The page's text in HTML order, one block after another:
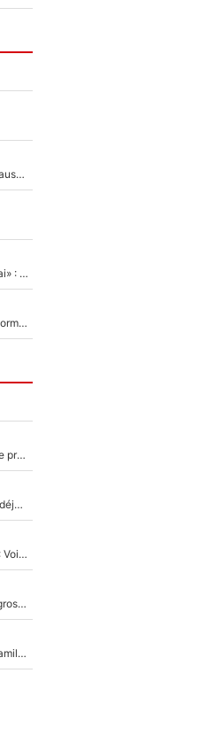
«Détester à vie», Stéphane Guy dans une embrouille à cause du PSG !
Mercato - OM - «Dès que je prends un club, je t’appellerai» : La promesse de Marcelino au moment de claquer la porte
Victime de racisme contre Murray, Kyrgios pousse un énorme coup de gueule !
«Très, très agréablement surpris» : Bruno Genesio fait une promesse pour la suite du mercato de l’OM et rassure les supporters
PSG : Deux gros transferts bouclés en 2027 ? L'IA prédit déjà les deux joueurs qui pourraient rejoindre Luis Enrique !
«C'est un beau salaire par rapport à 90 % des Français» : Voilà combien touchait Nelson Monfort sur France Télévisions avant de rejoindre CNews
Ferran Torres a pris sa décision concernant le PSG : Un gros club étranger prêt à relancer le feuilleton pour la signature du champion du monde 2026 !
«Il est très heureux et impatient» : Les révélations de la famille Zidane sur sa prise de pouvoir en équipe de France !